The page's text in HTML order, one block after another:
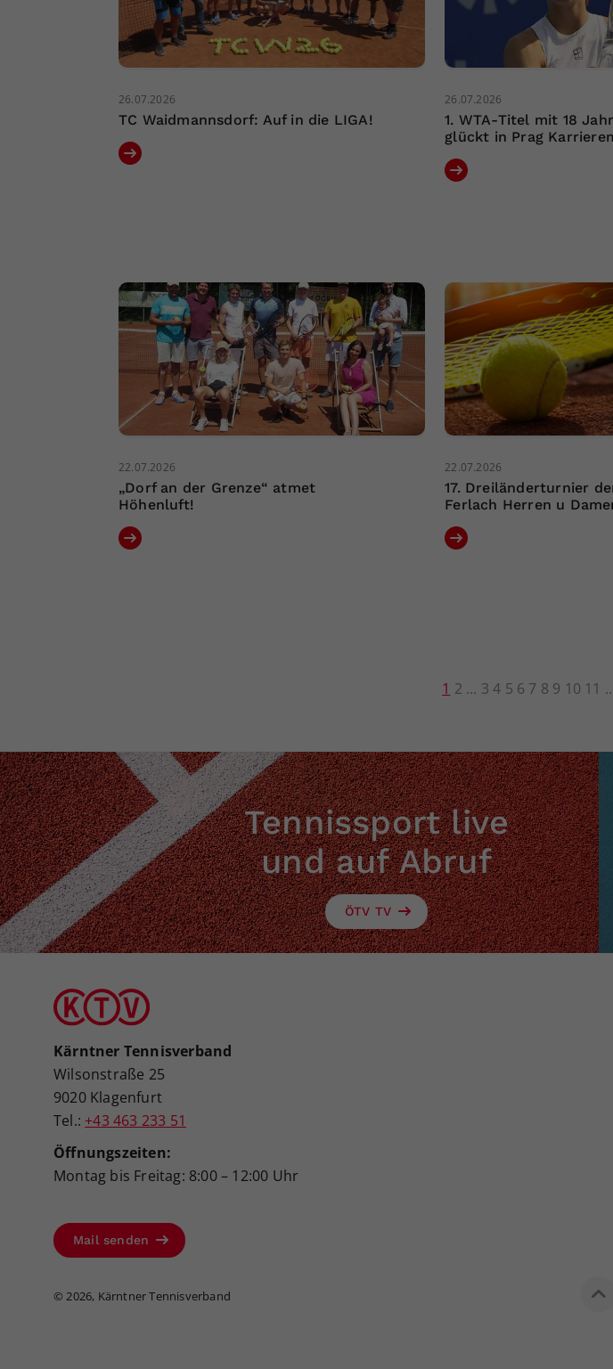
26.07.2026
TC Waidmannsdorf: Auf in die LIGA!
26.07.2026
1. WTA-Titel mit 18
glückt in Prag
22.07.2026
„Dorf an der Grenze“ atmet
Höhenluft!
22.07.2026
17. Dreiländerturnier
Ferlach Herren u
1 2 3 4 5 6 7 8 9 10 11
Tennissport live
und auf Abruf
ÖTV TV
Kärntner Tennisverband
Wilsonstraße 25
9020 Klagenfurt
Tel.: +43 463 233 51
Öffnungszeiten:
Montag bis Freitag: 8:00 – 12:00 Uhr
Mail senden
© 2026, Kärntner Tennisverband